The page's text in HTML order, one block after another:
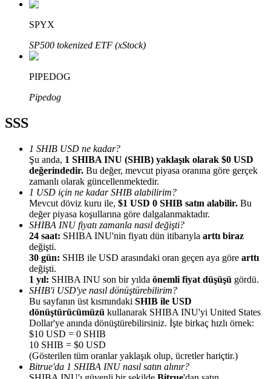
Bitrue İş Ortağı
Yönlendirme
Arkadaşını davet et, nakit ödüller kazan
BTC Welcome Rewards
SPYX
SP500 tokenized ETF (xStock)
PIPEDOG
Pipedog
SSS
1 SHIB USD ne kadar?
Şu anda, 1 SHIBA INU (SHIB) yaklaşık olarak $0 USD
değerindedir. Bu değer, mevcut piyasa oranına göre gerçek
zamanlı olarak güncellenmektedir.
1 USD için ne kadar SHIB alabilirim?
Mevcut döviz kuru ile, $1 USD 0 SHIB satın alabilir. Bu
değer piyasa koşullarına göre dalgalanmaktadır.
SHIBA INU fiyatı zamanla nasıl değişti?
24 saat: SHIBA INU'nin fiyatı dün itibarıyla arttı biraz
değişti.
30 gün: SHIB ile USD arasındaki oran geçen aya göre arttı
değişti.
1 yıl: SHIBA INU son bir yılda önemli fiyat düşüşü gördü.
SHIB'i USD'ye nasıl dönüştürebilirim?
Bu sayfanın üst kısmındaki SHIB ile USD
dönüştürücümüzü kullanarak SHIBA INU'yi United States
Dollar'ye anında dönüştürebilirsiniz. İşte birkaç hızlı örnek:
$10 USD = 0 SHIB
10 SHIB = $0 USD
(Gösterilen tüm oranlar yaklaşık olup, ücretler hariçtir.)
Bitrue'da 1 SHIBA INU nasıl satın alınır?